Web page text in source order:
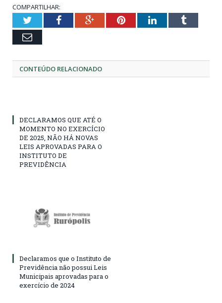
COMPARTILHAR:
TwitterFacebookGoogle+PinterestLinkedInTumblr
Email
CONTEÚDO RELACIONADO
DECLARAMOS QUE ATÉ O
MOMENTO NO EXERCÍCIO
DE 2025, NÃO HÁ NOVAS
LEIS APROVADAS PARA O
INSTITUTO DE
PREVIDÊNCIA
Declaramos que o Instituto de
Previdência não possui Leis
Municipais aprovadas para o
exercício de 2024